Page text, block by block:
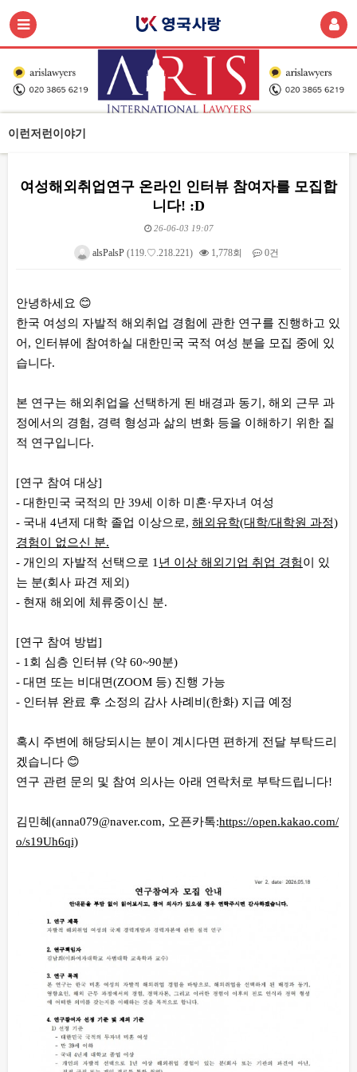
이런저런이야기
여성해외취업연구 온라인 인터뷰 참여자를 모집합
니다! :D
26-06-03 19:07
alsPalsP (119.♡.218.221) 1,778회 0건
안녕하세요 😊
한국 여성의 자발적 해외취업 경험에 관한 연구를 진행하고 있
어, 인터뷰에 참여하실 대한민국 국적 여성 분을 모집 중에 있
습니다.
본 연구는 해외취업을 선택하게 된 배경과 동기, 해외 근무 과
정에서의 경험, 경력 형성과 삶의 변화 등을 이해하기 위한 질
적 연구입니다.
[연구 참여 대상]
- 대한민국 국적의 만 39세 이하 미혼·무자녀 여성
- 국내 4년제 대학 졸업 이상으로, 해외유학(대학/대학원 과정)
경험이 없으신 분.
- 개인의 자발적 선택으로 1 년 이상 해외기업 취업 경험이 있
는 분(회사 파견 제외)
- 현재 해외에 체류중이신 분.
[연구 참여 방법]
- 1회 심층 인터뷰 (약 60~90분)
- 대면 또는 비대면(ZOOM 등) 진행 가능
- 인터뷰 완료 후 소정의 감사 사례비(한화) 지급 예정
혹시 주변에 해당되시는 분이 계시다면 편하게 전달 부탁드리
겠습니다 😊
연구 관련 문의 및 참여 의사는 아래 연락처로 부탁드립니다!
김민혜(anna079@naver.com, 오픈카톡:https://open.kakao.com/
o/s19Uh6qi)